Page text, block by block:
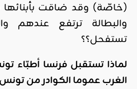
(خاصّة) وقد ضاقت بأبنائها
والبطالة ترتفع عندهم
تستفحل؟؟
لماذا تستقبل فرنسا أطبّاء
الغرب عموما الكوادر من